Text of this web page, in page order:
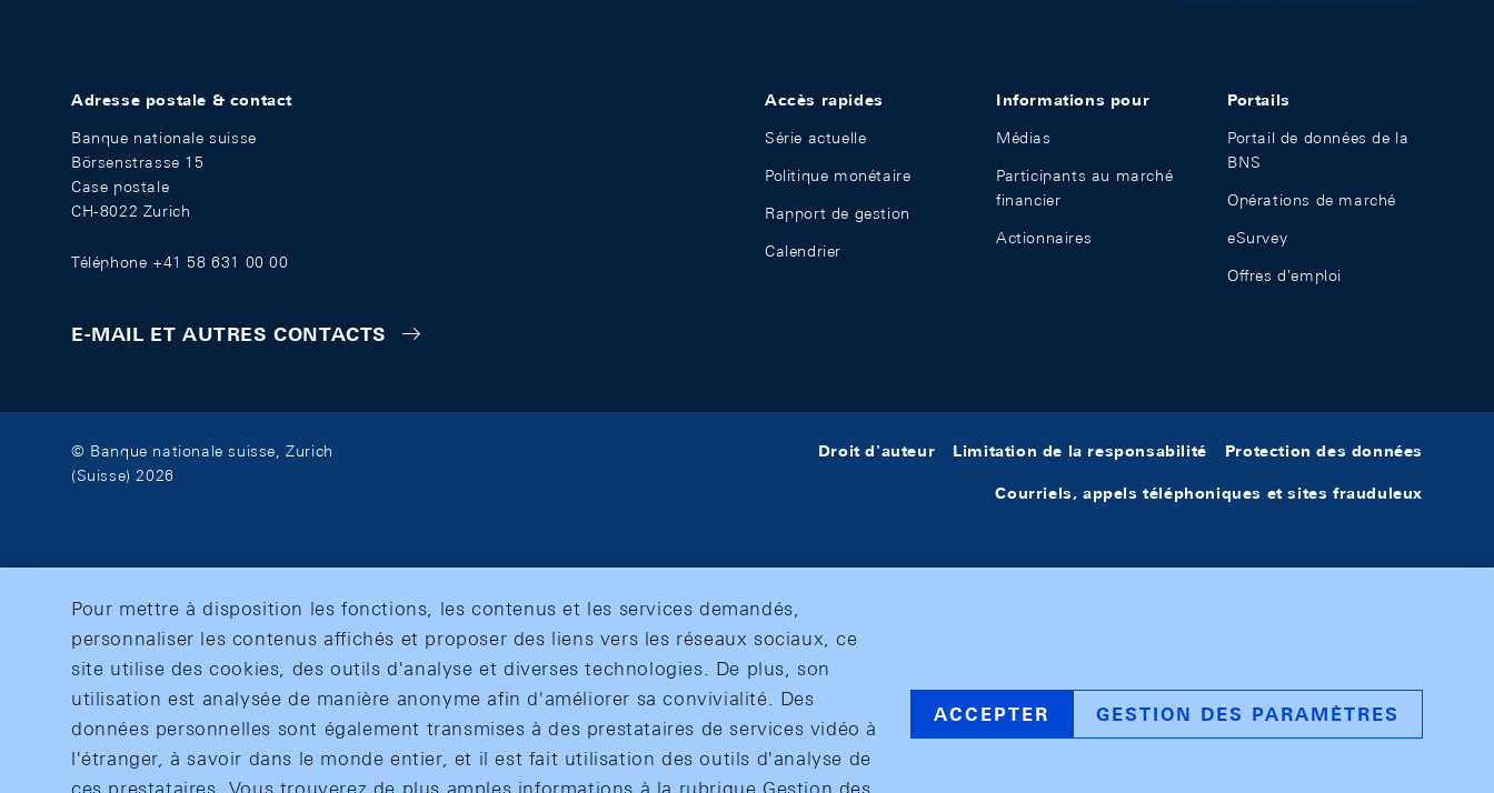
Adresse postale & contact
Banque nationale suisse
Börsenstrasse 15
Case postale
CH-8022 Zurich
Téléphone +41 58 631 00 00
E-MAIL ET AUTRES CONTACTS
Accès rapides
Série actuelle
Politique monétaire
Rapport de gestion
Calendrier
Informations pour
Médias
Participants au marché
financier
Actionnaires
Portails
Portail de données de la
BNS
Opérations de marché
eSurvey
Offres d'emploi
© Banque nationale suisse, Zurich
(Suisse) 2026
Droit d'auteur Limitation de la responsabilité Protection des données
Courriels, appels téléphoniques et sites frauduleux
Pour mettre à disposition les fonctions, les contenus et les services demandés,
personnaliser les contenus affichés et proposer des liens vers les réseaux sociaux, ce
site utilise des cookies, des outils d'analyse et diverses technologies. De plus, son
utilisation est analysée de manière anonyme afin d'améliorer sa convivialité. Des
données personnelles sont également transmises à des prestataires de services vidéo à
l'étranger, à savoir dans le monde entier, et il est fait utilisation des outils d'analyse de
ACCEPTER GESTION DES PARAMÈTRES